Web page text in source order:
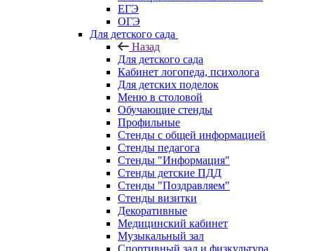
ЕГЭ
ОГЭ
Для детского сада
Назад
Для детского сада
Кабинет логопеда, психолога
Для детских поделок
Меню в столовой
Обучающие стенды
Профильные
Стенды с общей информацией
Стенды педагога
Стенды "Информация"
Стенды детские ПДД
Стенды "Поздравляем"
Стенды визитки
Декоративные
Медицинский кабинет
Музыкальный зал
Спортивный зал и физкультура